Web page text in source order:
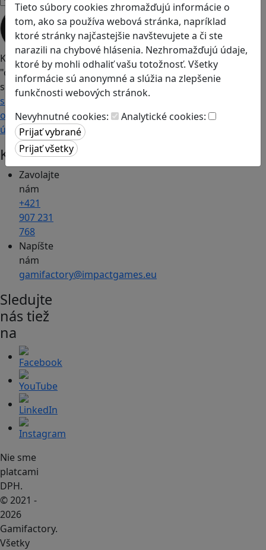
Tieto súbory cookies zhromažďujú informácie o
tom, ako sa používa webová stránka, napríklad
ktoré stránky najčastejšie navštevujete a či ste
narazili na chybové hlásenia. Nezhromažďujú údaje,
ktoré by mohli odhaliť vašu totožnosť. Všetky
informácie sú anonymné a slúžia na zlepšenie
funkčnosti webových stránok.
Nevyhnutné cookies:
Analytické cookies:
Prihláste
sa k
odberu
Kliknutím na
"odoberať"
súhlasíte so
spracovaním
osobných
údajov.
Kontakt
Zavolajte
nám
+421
907 231
768
Napíšte
nám
gamifactory@impactgames.eu
Sledujte
nás tiež
na
Nie sme
platcami
DPH.
© 2021 -
2026
Gamifactory.
Všetky